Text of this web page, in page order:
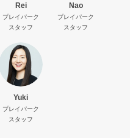
Rei
プレイパーク
スタッフ
Nao
プレイパーク
スタッフ
Yuki
プレイパーク
スタッフ